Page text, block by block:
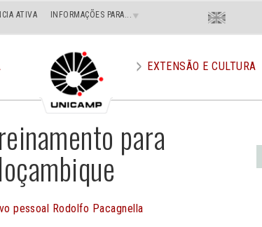
ATIVA INFORMAÇÕES PARA... Menu
Superior
Direito
En
EXTENSÃO E CULTURA
para
pessoal Rodolfo Pacagnella